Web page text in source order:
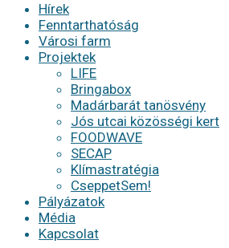
Hírek
Fenntarthatóság
Városi farm
Projektek
LIFE
Bringabox
Madárbarát tanösvény
Jós utcai közösségi kert
FOODWAVE
SECAP
Klímastratégia
CseppetSem!
Pályázatok
Média
Kapcsolat